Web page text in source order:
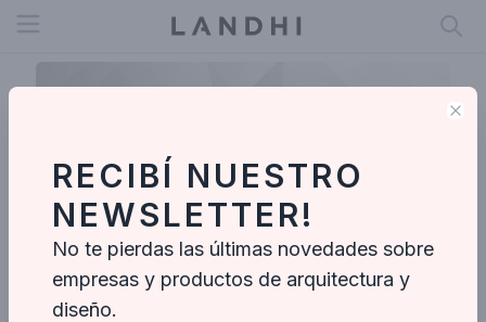
Open menu
RECIBÍ NUESTRO
NEWSLETTER!
No te pierdas las últimas novedades sobre
empresas y productos de arquitectura y
diseño.